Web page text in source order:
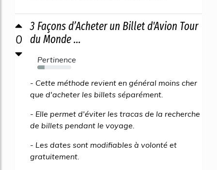
0
3 Façons d’Acheter un Billet d'Avion Tour
du Monde ...
Pertinence
21%
- Cette méthode revient en général moins cher
que d'acheter les billets séparément.
- Elle permet d'éviter les tracas de la recherche
de billets pendant le voyage.
- Les dates sont modifiables à volonté et
gratuitement.